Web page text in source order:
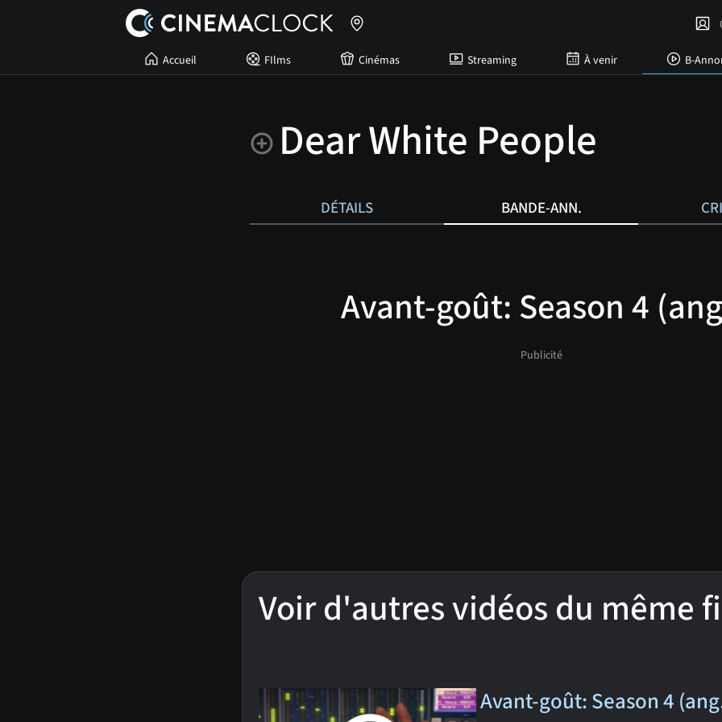
Accueil FIlms Cinémas Streaming À venir B-
Dear White People
DÉTAILS BANDE-ANN.
Avant-goût: Season 4
Voir d'autres vidéos du même
Avant-goût: Season 4